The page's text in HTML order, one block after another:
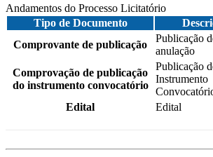
Andamentos do Processo Licitatório
Tipo de Documento
Comprovante de publicação
Publicação
anulação
Comprovação de publicação
do instrumento convocatório
Publicação
Instrumento
Edital Edital